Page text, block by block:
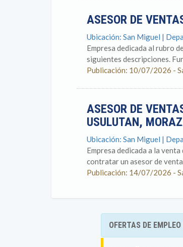
ASESOR DE
Ubicación: San Miguel |
Empresa dedicada al rubro
siguientes descripciones.
Publicación: 10/07/2026 -
ASESOR DE
USULUTAN,
Ubicación: San Miguel |
Empresa dedicada a la
contratar un asesor de
Publicación: 14/07/2026 -
OFERTAS DE